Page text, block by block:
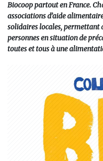
Biocoop partout en France.
associations d’aide
solidaires locales, permettant
personnes en situation de
toutes et tous à une